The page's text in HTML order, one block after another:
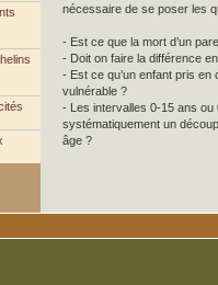
nécessaire de se poser les
- Est ce que la mort d’un
- Doit on faire la différence
- Est ce qu’un enfant pris
vulnérable ?
- Les intervalles 0-15 ans ou
systématiquement un
âge ?